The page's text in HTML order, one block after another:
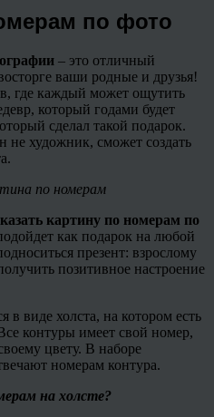
по фото
– это отличный
ваши родные и друзья!
где каждый может ощутить
который годами будет
сделал такой подарок.
не художник, сможет создать
по номерам
картину по номерам по
как подарок на любой
презент: взрослому
позитивное настроение
в виде холста, на котором есть
контуры имеет свой номер,
цвету. В наборе
номерам контура.
на холсте?